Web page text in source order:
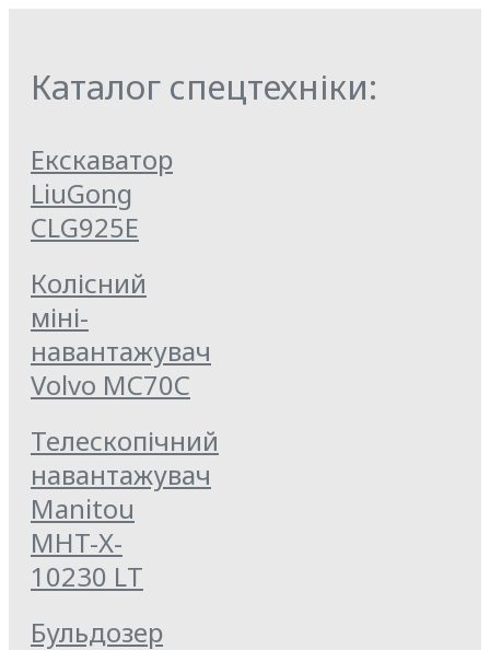
Каталог спецтехніки:
Екскаватор
LiuGong
CLG925E
Колісний
міні-
навантажувач
Volvo MC70C
Телескопічний
навантажувач
Manitou
MHT-X-
10230 LT
Бульдозер